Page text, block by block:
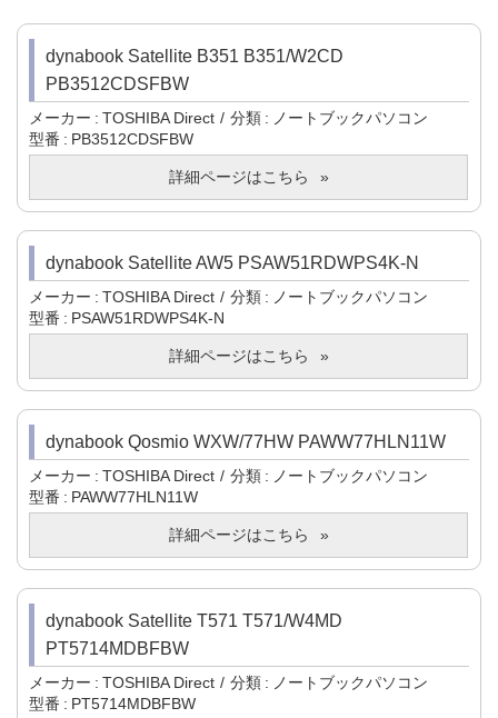
dynabook Satellite B351 B351/W2CD
PB3512CDSFBW
メーカー TOSHIBA Direct 分類
ノートブックパソコン
型番
PB3512CDSFBW
詳細ページはこちら
dynabook Satellite AW5 PSAW51RDWPS4K-N
メーカー TOSHIBA Direct 分類
ノートブックパソコン
型番
PSAW51RDWPS4K-N
詳細ページはこちら
dynabook Qosmio WXW/77HW PAWW77HLN11W
メーカー TOSHIBA Direct 分類
ノートブックパソコン
型番
PAWW77HLN11W
詳細ページはこちら
dynabook Satellite T571 T571/W4MD
PT5714MDBFBW
メーカー TOSHIBA Direct 分類
ノートブックパソコン
型番
PT5714MDBFBW